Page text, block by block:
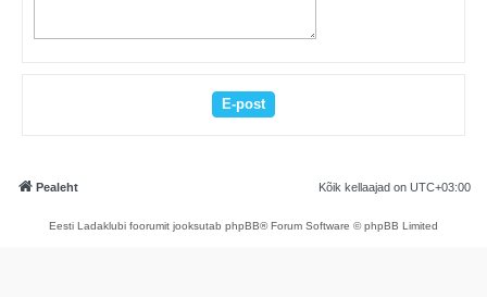
Pealeht Kõik kellaajad on UTC+03:00
Eesti Ladaklubi foorumit jooksutab phpBB® Forum Software © phpBB Limited